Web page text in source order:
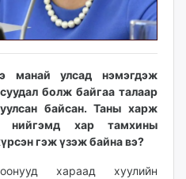
манай улсад нэмэгдэж
болж байгаа талаар
байсан. Таны харж
нийгэмд хар тамхины
гэж үзэж байна вэ?
хараад хуулийн